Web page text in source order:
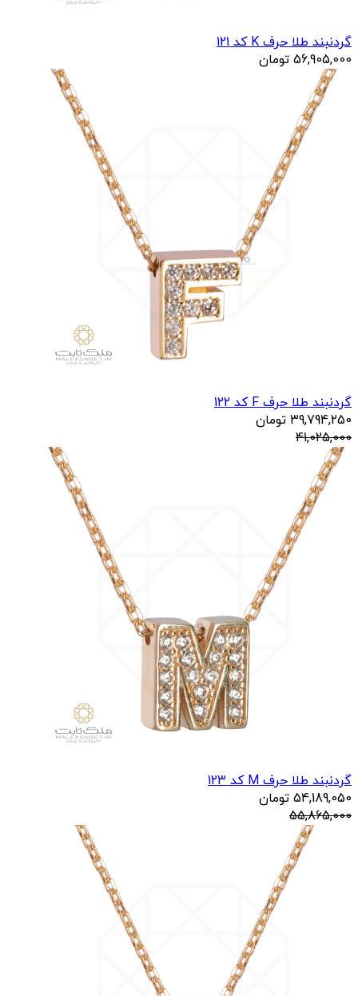
گردنبند طلا حرف K کد 121
56,905,000 تومان
گردنبند طلا حرف F کد 122
39,794,250 تومان
41,025,000
گردنبند طلا حرف M کد 123
54,189,050 تومان
55,865,000